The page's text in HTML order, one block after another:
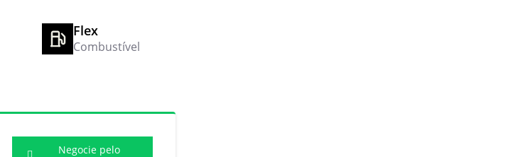
Flex
Combustível
Negocie pelo